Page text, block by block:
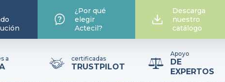
¿Por qué
elegir
Actecil?
Descarga
nuestro
catálogo
a certificadas
TRUSTPILOT
Apoyo
DE
EXPERTOS